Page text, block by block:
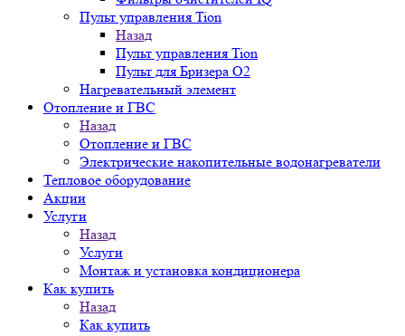
Пульт управления Tion
Назад
Пульт управления Tion
Пульт для Бризера O2
Нагревательный элемент
Отопление и ГВС
Назад
Отопление и ГВС
Электрические накопительные водонагреватели
Тепловое оборудование
Акции
Услуги
Назад
Услуги
Монтаж и установка кондиционера
Как купить
Назад
Как купить